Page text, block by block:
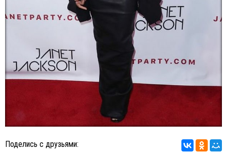
Поделись с друзьями: